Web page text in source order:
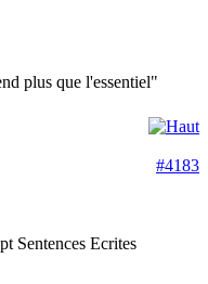
plus que l'essentiel"
#4183
Sentences Ecrites